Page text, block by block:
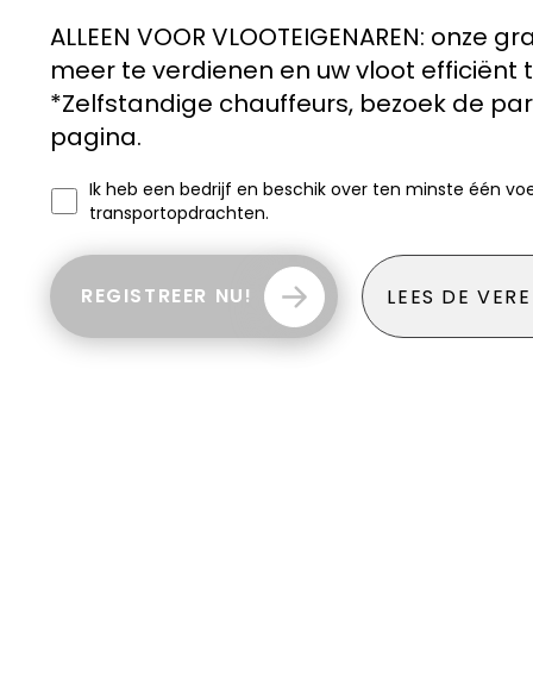
ALLEEN VOOR VLOOTEIGENAREN: onze
meer te verdienen en uw vloot efficiënt
*Zelfstandige chauffeurs, bezoek de
pagina.
Ik heb een bedrijf en beschik over ten minste één
transportopdrachten.
REGISTREER NU! LEES DE